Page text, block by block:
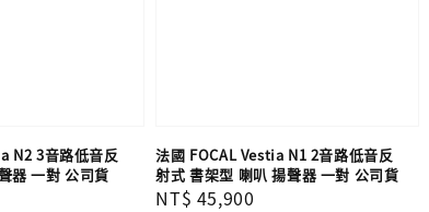
N2 3音路低音反
器 一對 公司貨
法國 FOCAL Vestia N1 2音路低音反
射式 書架型 喇叭 揚聲器 一對 公司貨
Regular
NT$ 45,900